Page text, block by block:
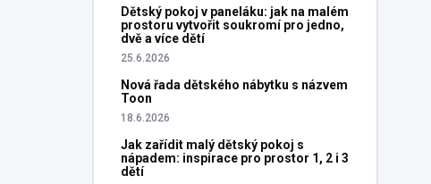
Dětský pokoj v paneláku: jak na malém
prostoru vytvořit soukromí pro jedno,
dvě a více dětí
25.6.2026
Nová řada dětského nábytku s názvem
Toon
18.6.2026
Jak zařídit malý dětský pokoj s
nápadem: inspirace pro prostor 1, 2 i 3
dětí